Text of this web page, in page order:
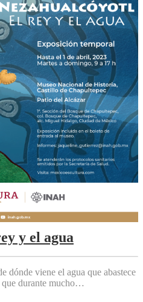
y el agua
dónde viene el agua que abastece
que durante mucho…